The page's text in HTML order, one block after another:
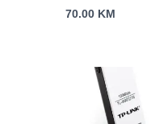
Transparent
70.00 KM